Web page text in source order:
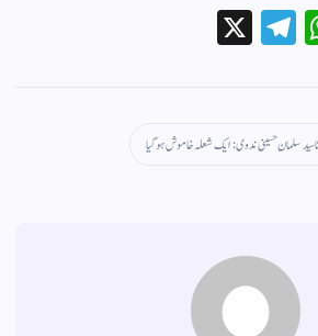
W
ha
A
pp
Te
le
a
m
سید سلمان حسینی ندوی: ایک شعلہ خاموش ہو گیا